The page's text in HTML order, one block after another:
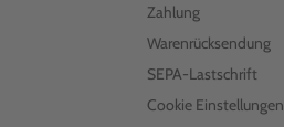
Zahlung
Warenrücksendung
SEPA-Lastschrift
Cookie Einstellungen